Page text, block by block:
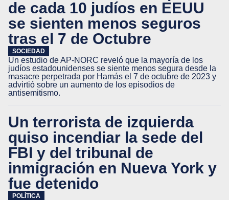
de cada 10 judíos en EEUU
se sienten menos seguros
tras el 7 de Octubre
SOCIEDAD
Un estudio de AP-NORC reveló que la mayoría de los
judíos estadounidenses se siente menos segura desde la
masacre perpetrada por Hamás el 7 de octubre de 2023 y
advirtió sobre un aumento de los episodios de
antisemitismo.
Un terrorista de izquierda
quiso incendiar la sede del
FBI y del tribunal de
inmigración en Nueva York y
fue detenido
POLÍTICA